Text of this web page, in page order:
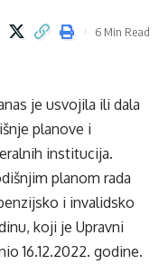
6 Min Read
je usvojila ili dala
planove i
institucija.
planom rada
i invalidsko
koji je Upravni
16.12.2022. godine.